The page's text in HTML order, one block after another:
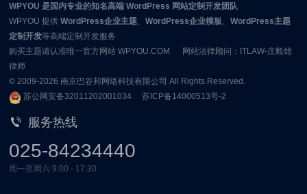
WPYOU 是国内专业的知名高端 WordPress 网站定制开发团队
WPYOU 提供WordPress企业主题 、WordPress企业模板 、WordPress主题
定制开发等高端定制开发服务
购买主题请认准唯一官方网站 WPYOU.COM 网站法律顾问：ITLAW-庄毅雄
律师
© 2009-2026南京巴谷邦网络科技有限公司 All Rights Reserved.
苏公网安备32011202001034
苏ICP备14000513号-2
服务热线
025-84234440
周一至周六 9:00 - 17:30